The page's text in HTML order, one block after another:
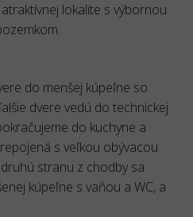
lokalite s výbornou
do menšej kúpeľne so
dvere vedú do technickej
do kuchyne a
s veľkou obývacou
stranu z chodby sa
kúpeľne s vaňou a WC, a